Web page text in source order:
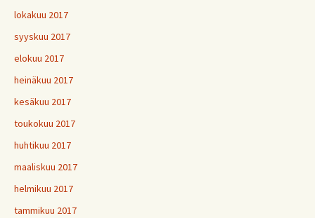
lokakuu 2017
syyskuu 2017
elokuu 2017
heinäkuu 2017
kesäkuu 2017
toukokuu 2017
huhtikuu 2017
maaliskuu 2017
helmikuu 2017
tammikuu 2017